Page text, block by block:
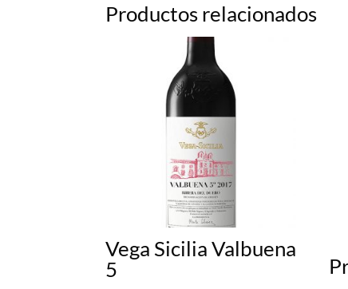
Productos relacionados
Vega Sicilia Valbuena
5